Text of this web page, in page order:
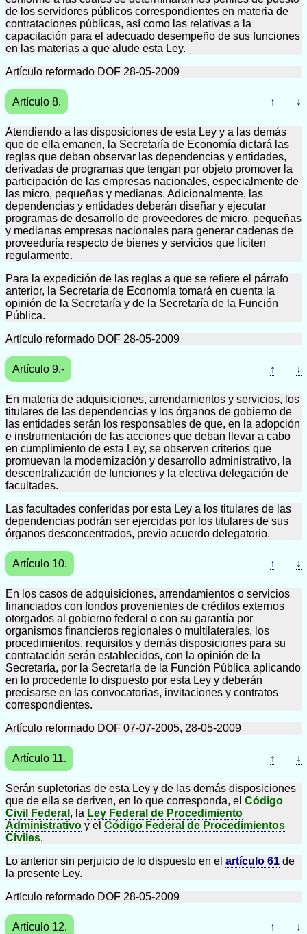
de los servidores públicos correspondientes en materia de
contrataciones públicas, así como las relativas a la
capacitación para el adecuado desempeño de sus funciones
en las materias a que alude esta Ley.
Artículo reformado DOF 28-05-2009
Artículo 8. ↑ ↓
Atendiendo a las disposiciones de esta Ley y a las demás
que de ella emanen, la Secretaría de Economía dictará las
reglas que deban observar las dependencias y entidades,
derivadas de programas que tengan por objeto promover la
participación de las empresas nacionales, especialmente de
las micro, pequeñas y medianas. Adicionalmente, las
dependencias y entidades deberán diseñar y ejecutar
programas de desarrollo de proveedores de micro, pequeñas
y medianas empresas nacionales para generar cadenas de
proveeduría respecto de bienes y servicios que liciten
regularmente.
Para la expedición de las reglas a que se refiere el párrafo
anterior, la Secretaría de Economía tomará en cuenta la
opinión de la Secretaría y de la Secretaría de la Función
Pública.
Artículo reformado DOF 28-05-2009
Artículo 9.- ↑ ↓
En materia de adquisiciones, arrendamientos y servicios, los
titulares de las dependencias y los órganos de gobierno de
las entidades serán los responsables de que, en la adopción
e instrumentación de las acciones que deban llevar a cabo
en cumplimiento de esta Ley, se observen criterios que
promuevan la modernización y desarrollo administrativo, la
descentralización de funciones y la efectiva delegación de
facultades.
Las facultades conferidas por esta Ley a los titulares de las
dependencias podrán ser ejercidas por los titulares de sus
órganos desconcentrados, previo acuerdo delegatorio.
Artículo 10. ↑ ↓
En los casos de adquisiciones, arrendamientos o servicios
financiados con fondos provenientes de créditos externos
otorgados al gobierno federal o con su garantía por
organismos financieros regionales o multilaterales, los
procedimientos, requisitos y demás disposiciones para su
contratación serán establecidos, con la opinión de la
Secretaría, por la Secretaría de la Función Pública aplicando
en lo procedente lo dispuesto por esta Ley y deberán
precisarse en las convocatorias, invitaciones y contratos
correspondientes.
Artículo reformado DOF 07-07-2005, 28-05-2009
Artículo 11. ↑ ↓
Serán supletorias de esta Ley y de las demás disposiciones
que de ella se deriven, en lo que corresponda, el Código
Civil Federal , la Ley Federal de Procedimiento
Administrativo y el Código Federal de Procedimientos
Civiles.
Lo anterior sin perjuicio de lo dispuesto en el artículo 61 de
la presente Ley.
Artículo reformado DOF 28-05-2009
Artículo 12. ↑ ↓